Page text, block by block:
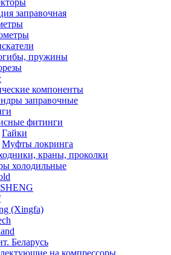
заправочная
пружины
компоненты
заправочные
фитинги
Гайки
Муфты локринга
краны, проколки
холодильные
(Xingfa)
Беларусь